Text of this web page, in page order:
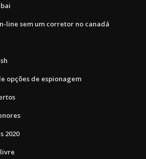
line sem um corretor no canadá
opções de espionagem
2020